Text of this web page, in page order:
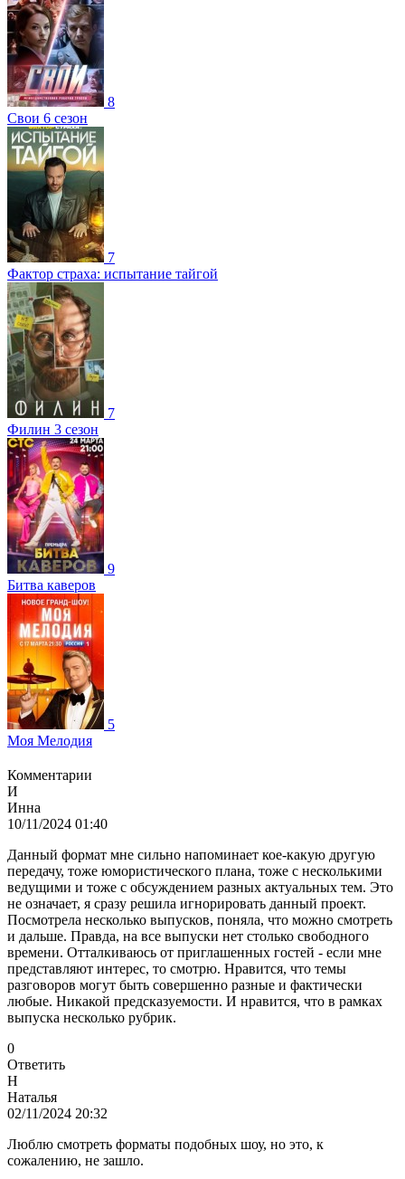
8
Свои 6 сезон
7
Фактор страха: испытание тайгой
7
Филин 3 сезон
9
Битва каверов
5
Моя Мелодия
Комментарии
И
Инна
10/11/2024 01:40
Данный формат мне сильно напоминает кое-какую другую
передачу, тоже юмористического плана, тоже с несколькими
ведущими и тоже с обсуждением разных актуальных тем. Это
не означает, я сразу решила игнорировать данный проект.
Посмотрела несколько выпусков, поняла, что можно смотреть
и дальше. Правда, на все выпуски нет столько свободного
времени. Отталкиваюсь от приглашенных гостей - если мне
представляют интерес, то смотрю. Нравится, что темы
разговоров могут быть совершенно разные и фактически
любые. Никакой предсказуемости. И нравится, что в рамках
выпуска несколько рубрик.
0
Ответить
Н
Наталья
02/11/2024 20:32
Люблю смотреть форматы подобных шоу, но это, к
сожалению, не зашло.